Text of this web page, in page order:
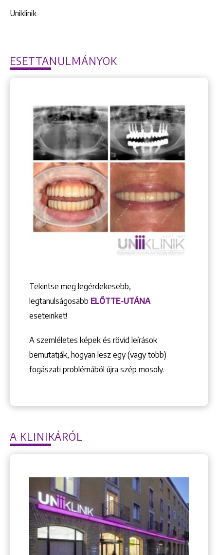
Uniklinik
ESETTANULMÁNYOK
Tekintse meg legérdekesebb,
legtanulságosabb ELŐTTE-UTÁNA
eseteinket!
A szemléletes képek és rövid leírások
bemutatják, hogyan lesz egy (vagy több)
fogászati problémából újra szép mosoly.
A KLINIKÁRÓL